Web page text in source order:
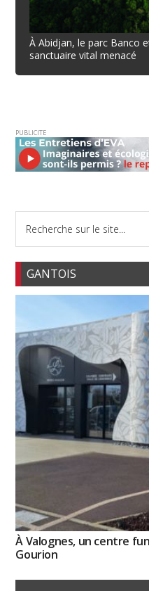
À Abidjan, le parc Banco
sanctuaire vital menacé
PUBLICITE
GANTOIS
À Valognes, un centre
Gourion